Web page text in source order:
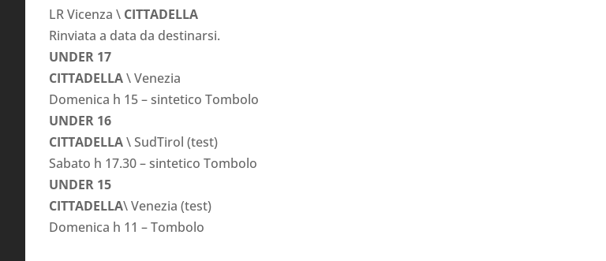
LR Vicenza \ CITTADELLA
Rinviata a data da destinarsi.
UNDER 17
CITTADELLA\ Venezia
Domenica h 15 – sintetico Tombolo
UNDER 16
CITTADELLA\ SudTirol (test)
Sabato h 17.30 – sintetico Tombolo
UNDER 15
CITTADELLA\ Venezia (test)
Domenica h 11 – Tombolo